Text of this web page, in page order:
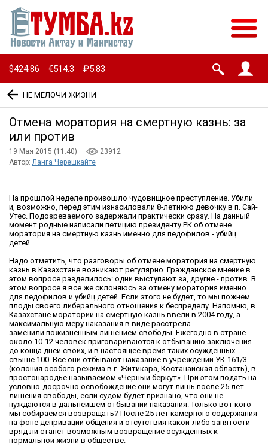
$424.86 · €514.3 · ₽5.83
НЕ МЕЛОЧИ ЖИЗНИ
Отмена моратория на смертную казнь: за
или против
19 Мая 2015 (11:40) ·
23912
Автор: Ланга Черешкайте
На прошлой неделе произошло чудовищное преступление. Убили
и, возможно, перед этим изнасиловали 8-летнюю девочку в п. Сай-
Утес. Подозреваемого задержали практически сразу. На данный
момент родные написали петицию президенту РК об отмене
моратория на смертную казнь именно для педофилов - убийц
детей.
Надо отметить, что разговоры об отмене моратория на смертную
казнь в Казахстане возникают регулярно. Гражданское мнение в
этом вопросе разделилось: одни выступают за, другие - против. В
этом вопросе я все же склоняюсь за отмену моратория именно
для педофилов и убийц детей. Если этого не будет, то мы пожнем
плоды своего либерального отношения к беспределу. Напомню, в
Казахстане мораторий на смертную казнь ввели в 2004 году, а
максимальную меру наказания в виде расстрела
заменили пожизненным лишением свободы. Ежегодно в стране
около 10-12 человек приговариваются к отбыванию заключения
до конца дней своих, и в настоящее время таких осужденных
свыше 100. Все они отбывают наказание в учреждении УК-161/3
(колония особого режима в г. Житикара, Костанайская область), в
простонародье называемом «Черный беркут». При этом подать на
условно-досрочно освобождение они могут лишь после 25 лет
лишения свободы, если судом будет признано, что они не
нуждаются в дальнейшем отбывании наказания. Только вот кого
мы собираемся возвращать? После 25 лет камерного содержания
на фоне депривации общения и отсутств­ия какой-либо занятости
вряд ли станет возможным возвращение осужденных к
нормальной жизни в обществе.